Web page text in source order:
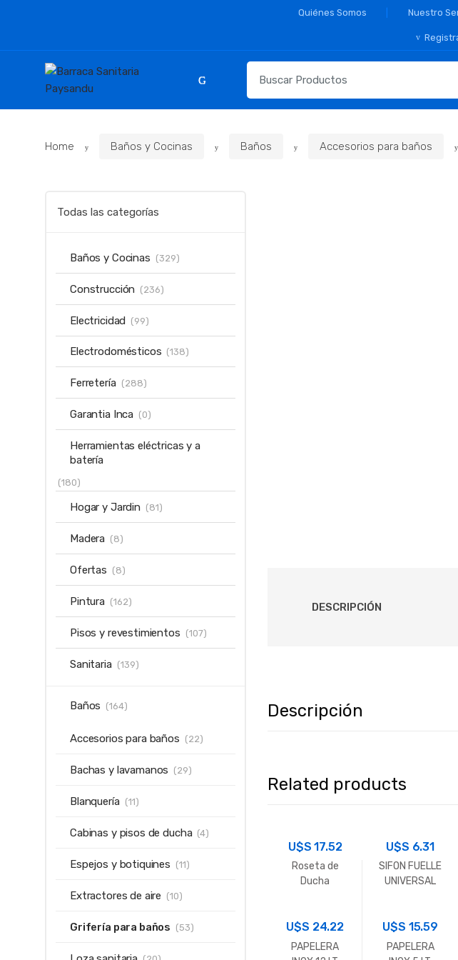
Quiénes Somos Nuestro
para:
Home Baños y Cocinas Baños Accesorios para baños
DESCRIPCIÓN
Descripción
Related products
U$S17.52
Roseta de
Ducha
U$S 6.31
SIFON FUELLE
UNIVERSAL
U$S 24.22
PAPELERA
U$S 15.59
PAPELERA
Todas las categorías
Baños y Cocinas (329)
Construcción (236)
Electricidad (99)
Electrodomésticos (138)
Ferretería (288)
Garantia Inca (0)
Herramientas eléctricas y a
batería
(180)
Hogar y Jardin (81)
Madera (8)
Ofertas (8)
Pintura (162)
Pisos y revestimientos (107)
Sanitaria (139)
Baños (164)
Accesorios para baños (22)
Bachas y lavamanos (29)
Blanquería (11)
Cabinas y pisos de ducha (4)
Espejos y botiquines (11)
Extractores de aire (10)
Grifería para baños (53)